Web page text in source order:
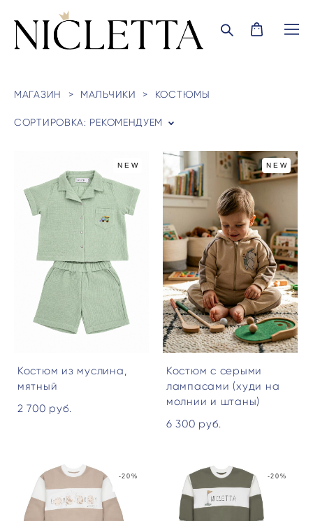
МАГАЗИН > МАЛЬЧИКИ > КОСТЮМЫ
СОРТИРОВКА: РЕКОМЕНДУЕМ
NEW
Костюм из муслина,
мятный
2 700 pуб.
NEW
Костюм с серыми
лампасами (худи на
молнии и штаны)
6 300 pуб.
-20% -20%